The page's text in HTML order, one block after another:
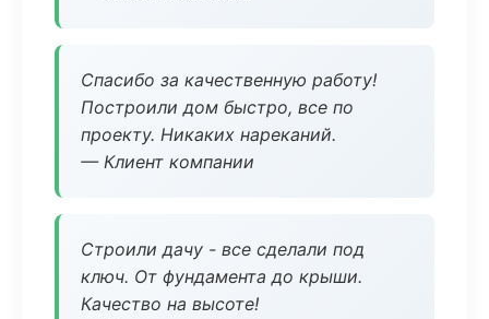
Спасибо за качественную работу!
Построили дом быстро, все по
проекту. Никаких нареканий.
— Клиент компании
Строили дачу - все сделали под
ключ. От фундамента до крыши.
Качество на высоте!